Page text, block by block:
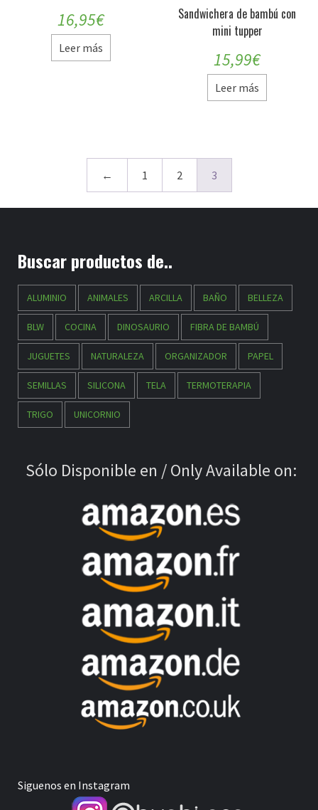
16,95€
Leer más
Sandwichera de bambú con
mini tupper
15,99€
Leer más
← 1 2 3
Buscar productos de..
ALUMINIO ANIMALES ARCILLA BAÑO BELLEZA
BLW COCINA DINOSAURIO FIBRA DE BAMBÚ
JUGUETES NATURALEZA ORGANIZADOR PAPEL
SEMILLAS SILICONA TELA TERMOTERAPIA
TRIGO UNICORNIO
Sólo Disponible en / Only Available on:
Siguenos en Instagram